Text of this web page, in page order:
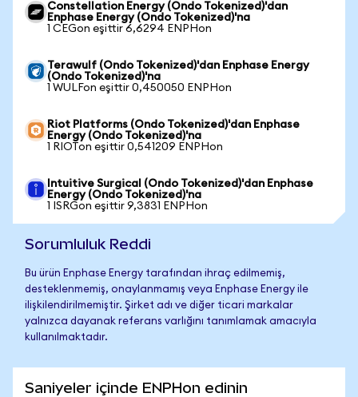
Constellation Energy (Ondo Tokenized)'dan
Enphase Energy (Ondo Tokenized)'na
1 CEGon eşittir 6,6294 ENPHon
Terawulf (Ondo Tokenized)'dan Enphase Energy
(Ondo Tokenized)'na
1 WULFon eşittir 0,450050 ENPHon
Riot Platforms (Ondo Tokenized)'dan Enphase
Energy (Ondo Tokenized)'na
1 RIOTon eşittir 0,541209 ENPHon
Intuitive Surgical (Ondo Tokenized)'dan Enphase
Energy (Ondo Tokenized)'na
1 ISRGon eşittir 9,3831 ENPHon
Sorumluluk Reddi
Bu ürün Enphase Energy tarafından ihraç edilmemiş,
desteklenmemiş, onaylanmamış veya Enphase Energy ile
ilişkilendirilmemiştir. Şirket adı ve diğer ticari markalar
yalnızca dayanak referans varlığını tanımlamak amacıyla
kullanılmaktadır.
Saniyeler içinde ENPHon edinin